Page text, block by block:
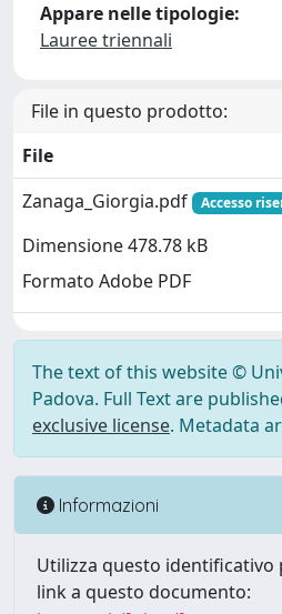
Appare nelle tipologie:
Lauree triennali
File in questo prodotto:
File
Zanaga_Giorgia.pdf
Accesso
Dimensione 478.78 kB
Formato Adobe PDF
The text of this website ©
Padova. Full Text are
exclusive license. Metadata
Informazioni
Utilizza questo identificativo
link a questo documento: